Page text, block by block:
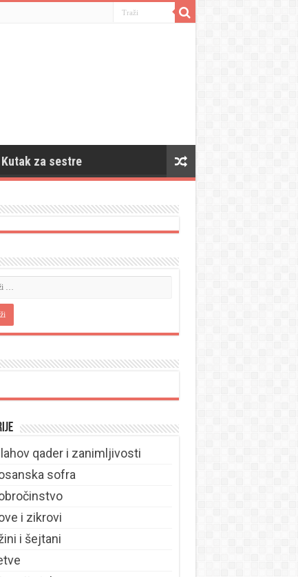
Kutak za sestre
qader i zanimljivosti
sofra
i zikrovi
i šejtani